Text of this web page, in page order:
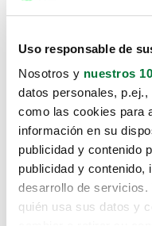
Uso responsable de
Nosotros y nuestros
datos personales,
como las cookies para
información en su
publicidad y contenido
publicidad y contenido,
desarrollo de servicios.
quién usa sus datos y
Lo sentimos,
te hemos
Pero puedes
buscando en alguno